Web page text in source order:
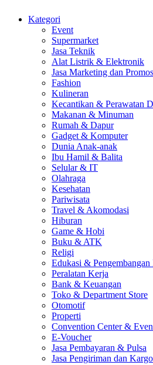
Kategori
Event
Supermarket
Jasa Teknik
Alat Listrik & Elektronik
Jasa Marketing dan
Fashion
Kulineran
Kecantikan & Perawatan
Makanan & Minuman
Rumah & Dapur
Gadget & Komputer
Dunia Anak-anak
Ibu Hamil & Balita
Selular & IT
Olahraga
Kesehatan
Pariwisata
Travel & Akomodasi
Hiburan
Game & Hobi
Buku & ATK
Religi
Edukasi &
Peralatan Kerja
Bank & Keuangan
Toko & Department Store
Otomotif
Properti
Convention Center &
E-Voucher
Jasa Pembayaran & Pulsa
Jasa Pengiriman dan Kargo